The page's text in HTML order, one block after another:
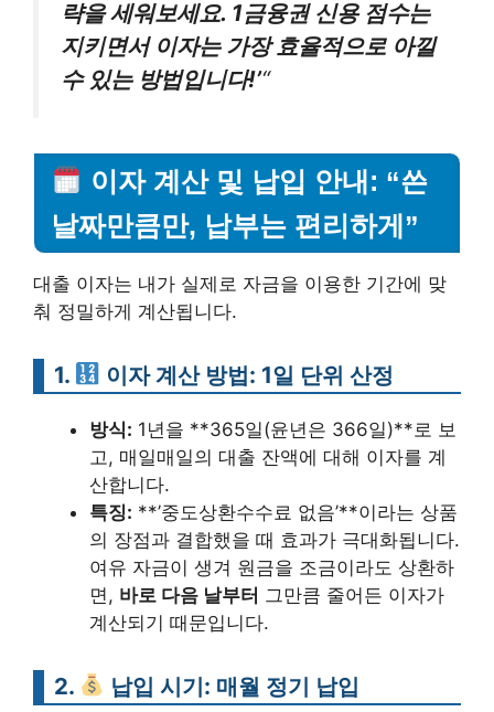
략을 세워보세요. 1금융권 신용 점수는
지키면서 이자는 가장 효율적으로 아낄
수 있는 방법입니다!’“
이자 계산 및 납입 안내: “쓴
날짜만큼만, 납부는 편리하게”
대출 이자는 내가 실제로 자금을 이용한 기간에 맞
춰 정밀하게 계산됩니다.
1. 이자 계산 방법: 1일 단위 산정
방식: 1년을 **365일(윤년은 366일)**로 보
고, 매일매일의 대출 잔액에 대해 이자를 계
산합니다.
특징: **’중도상환수수료 없음’**이라는 상품
의 장점과 결합했을 때 효과가 극대화됩니다.
여유 자금이 생겨 원금을 조금이라도 상환하
면, 바로 다음 날부터 그만큼 줄어든 이자가
계산되기 때문입니다.
2. 납입 시기: 매월 정기 납입